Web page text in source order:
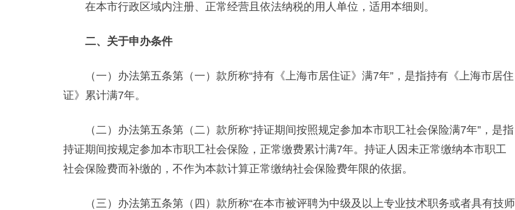
在本市行政区域内注册、正常经营且依法纳税的用人单位，适用本细则。
二、关于申办条件
（一）办法第五条第（一）款所称“持有《上海市居住证》满7年”，是指持有《上海市居住
证》累计满7年。
（二）办法第五条第（二）款所称“持证期间按照规定参加本市职工社会保险满7年”，是指
持证期间按规定参加本市职工社会保险，正常缴费累计满7年。持证人因未正常缴纳本市职工
社会保险费而补缴的，不作为本款计算正常缴纳社会保险费年限的依据。
（三）办法第五条第（四）款所称“在本市被评聘为中级及以上专业技术职务或者具有技师